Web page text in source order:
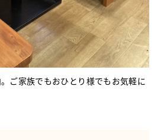
ご家族でもおひとり様でもお気軽に